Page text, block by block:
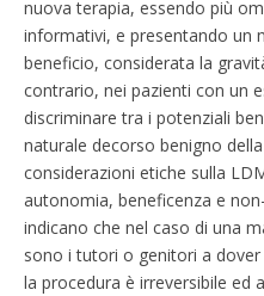
nuova terapia, essendo più
informativi, e presentando un
beneficio, considerata la
contrario, nei pazienti con un
discriminare tra i potenziali
naturale decorso benigno
considerazioni etiche sulla
autonomia, beneficenza e
indicano che nel caso di una
sono i tutori o genitori a
la procedura è irreversibile ed